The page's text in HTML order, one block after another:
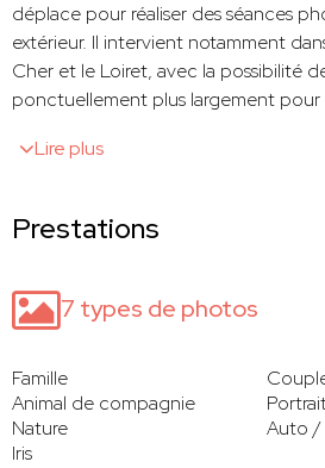
déplace pour réaliser des séances
extérieur. Il intervient notamment
Cher et le Loiret, avec la possibilité
ponctuellement plus largement pour
Lire plus
Prestations
7 types de photos
Famille
Animal de compagnie
Nature
Auto /
Iris